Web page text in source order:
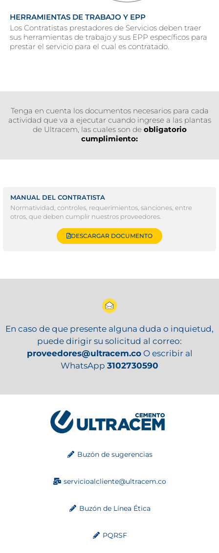
HERRAMIENTAS DE TRABAJO Y EPP
Los Contratistas prestadores de Servicios deben traer
sus herramientas de trabajo y sus EPP específicos para
prestar el servicio para el cual es contratado.
Tenga en cuenta los documentos necesarios para cada
actividad que va a ejecutar cuando ingrese a las plantas
de Ultracem, las cuales son de obligatorio
cumplimiento:
MANUAL DEL CONTRATISTA
Normatividad, controles, requerimientos, sanciones, entre
otros, que deben cumplir nuestros proveedores.
DESCARGAR DOCUMENTO
En caso de que presente alguna duda o inquietud,
puede dirigir su solicitud al correo:
proveedores@ultracem.coO escribir al
WhatsApp 3102730590
Buzón de sugerencias
servicioalcliente@ultracem.co
Buzón de Línea Ética
PQRSF